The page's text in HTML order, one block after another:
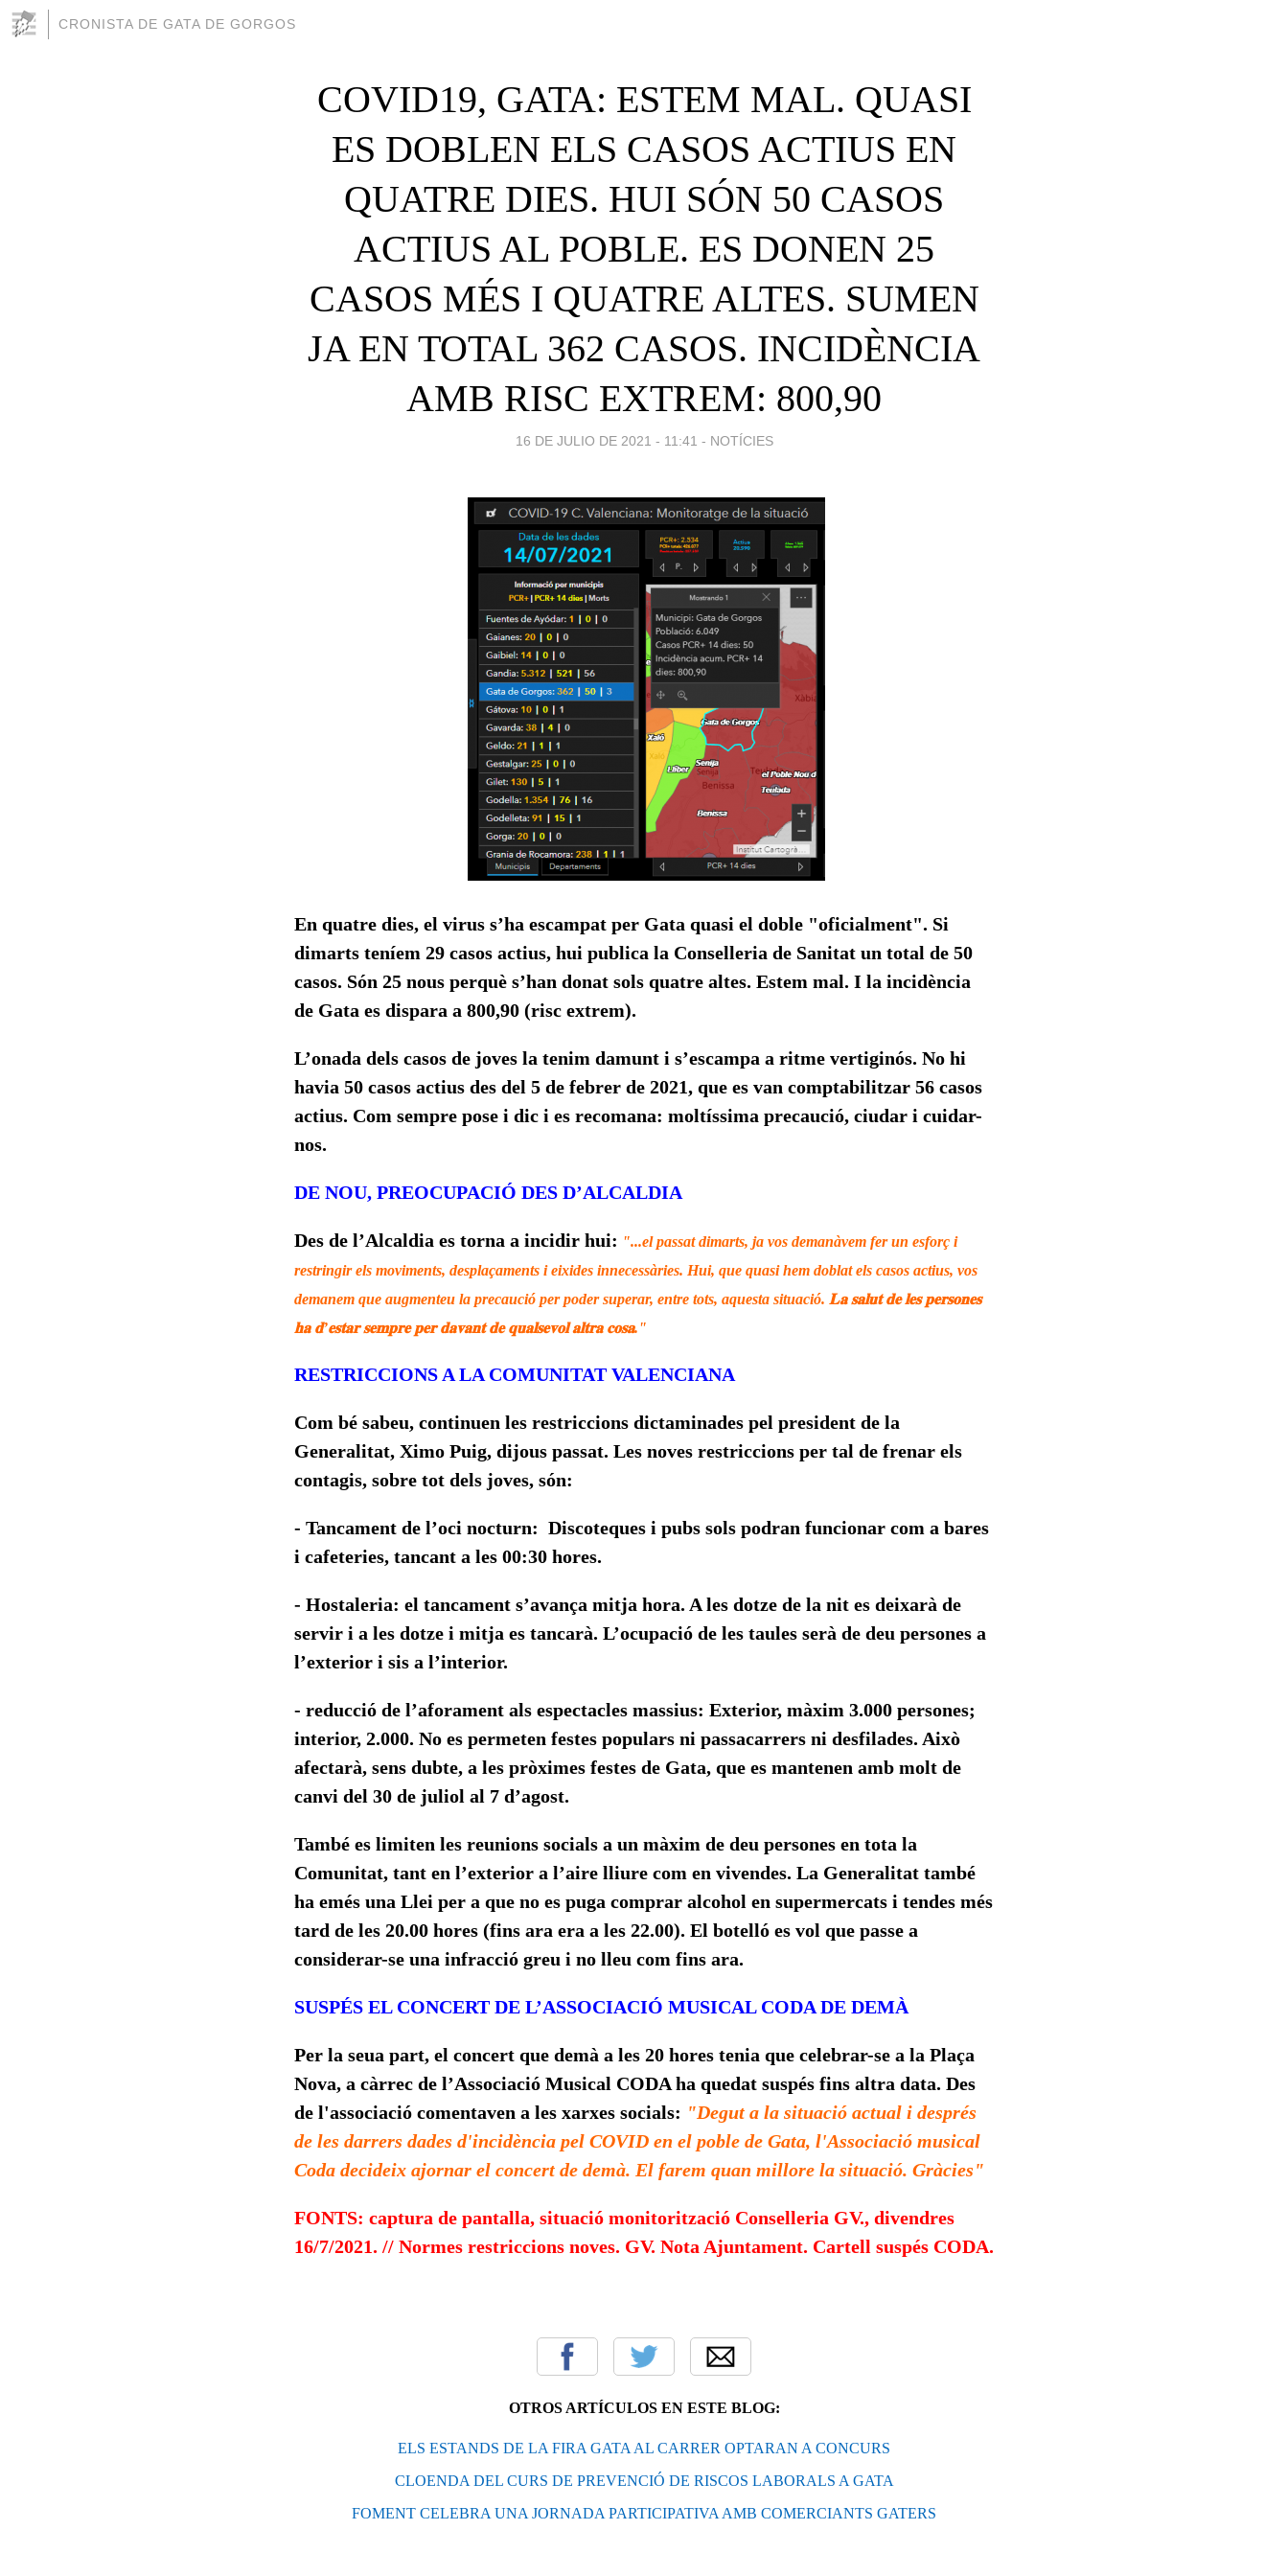
CRONISTA DE GATA DE GORGOS
COVID19, GATA: ESTEM MAL. QUASI
ES DOBLEN ELS CASOS ACTIUS EN
QUATRE DIES. HUI SÓN 50 CASOS
ACTIUS AL POBLE. ES DONEN 25
CASOS MÉS I QUATRE ALTES. SUMEN
JA EN TOTAL 362 CASOS. INCIDÈNCIA
AMB RISC EXTREM: 800,90
16 DE JULIO DE 2021 - 11:41 - NOTÍCIES
En quatre dies, el virus s’ha escampat per Gata quasi el doble "oficialment". Si
dimarts teníem 29 casos actius, hui publica la Conselleria de Sanitat un total de 50
casos. Són 25 nous perquè s’han donat sols quatre altes. Estem mal. I la incidència
de Gata es dispara a 800,90 (risc extrem).
L’onada dels casos de joves la tenim damunt i s’escampa a ritme vertiginós. No hi
havia 50 casos actius des del 5 de febrer de 2021, que es van comptabilitzar 56 casos
actius. Com sempre pose i dic i es recomana: moltíssima precaució, ciudar i cuidar-
nos.
DE NOU, PREOCUPACIÓ DES D’ALCALDIA
Des de l’Alcaldia es torna a incidir hui: "...el passat dimarts, ja vos demanàvem fer un esforç i
restringir els moviments, desplaçaments i eixides innecessàries. Hui, que quasi hem doblat els casos actius, vos
demanem que augmenteu la precaució per poder superar, entre tots, aquesta situació. 𝐋𝐚 𝐬𝐚𝐥𝐮𝐭 𝐝𝐞 𝐥𝐞𝐬 𝐩𝐞𝐫𝐬𝐨𝐧𝐞𝐬
𝐡𝐚 𝐝’𝐞𝐬𝐭𝐚𝐫 𝐬𝐞𝐦𝐩𝐫𝐞 𝐩𝐞𝐫 𝐝𝐚𝐯𝐚𝐧𝐭 𝐝𝐞 𝐪𝐮𝐚𝐥𝐬𝐞𝐯𝐨𝐥 𝐚𝐥𝐭𝐫𝐚 𝐜𝐨𝐬𝐚."
RESTRICCIONS A LA COMUNITAT VALENCIANA
Com bé sabeu, continuen les restriccions dictaminades pel president de la
Generalitat, Ximo Puig, dijous passat. Les noves restriccions per tal de frenar els
contagis, sobre tot dels joves, són:
- Tancament de l’oci nocturn: Discoteques i pubs sols podran funcionar com a bares
i cafeteries, tancant a les 00:30 hores.
- Hostaleria: el tancament s’avança mitja hora. A les dotze de la nit es deixarà de
servir i a les dotze i mitja es tancarà. L’ocupació de les taules serà de deu persones a
l’exterior i sis a l’interior.
- reducció de l’aforament als espectacles massius: Exterior, màxim 3.000 persones;
interior, 2.000. No es permeten festes populars ni passacarrers ni desfilades. Això
afectarà, sens dubte, a les pròximes festes de Gata, que es mantenen amb molt de
canvi del 30 de juliol al 7 d’agost.
També es limiten les reunions socials a un màxim de deu persones en tota la
Comunitat, tant en l’exterior a l’aire lliure com en vivendes. La Generalitat també
ha emés una Llei per a que no es puga comprar alcohol en supermercats i tendes més
tard de les 20.00 hores (fins ara era a les 22.00). El botelló es vol que passe a
considerar-se una infracció greu i no lleu com fins ara.
SUSPÉS EL CONCERT DE L’ASSOCIACIÓ MUSICAL CODA DE DEMÀ
Per la seua part, el concert que demà a les 20 hores tenia que celebrar-se a la Plaça
Nova, a càrrec de l’Associació Musical CODA ha quedat suspés fins altra data. Des
de l'associació comentaven a les xarxes socials: "Degut a la situació actual i després
de les darrers dades d'incidència pel COVID en el poble de Gata, l'Associació musical
Coda decideix ajornar el concert de demà. El farem quan millore la situació. Gràcies"
FONTS: captura de pantalla, situació monitorització Conselleria GV., divendres
16/7/2021. // Normes restriccions noves. GV. Nota Ajuntament. Cartell suspés CODA.
OTROS ARTÍCULOS EN ESTE BLOG:
ELS ESTANDS DE LA FIRA GATA AL CARRER OPTARAN A CONCURS
CLOENDA DEL CURS DE PREVENCIÓ DE RISCOS LABORALS A GATA
FOMENT CELEBRA UNA JORNADA PARTICIPATIVA AMB COMERCIANTS GATERS